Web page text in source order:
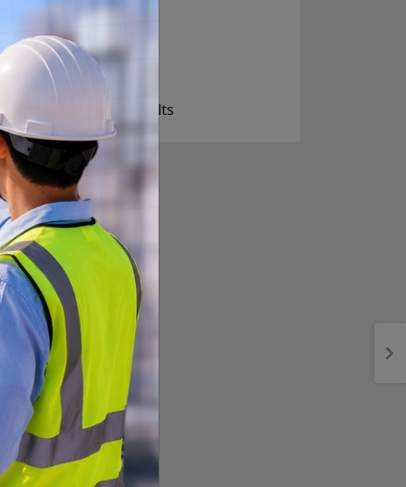
निक्कै आशावादी छौ
खोइ, खासै आशा छैन
ज सुकै होस्
View Results